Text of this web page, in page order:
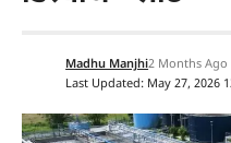
Last Updated: May 27, 2026
Madhu Manjhi2 Months Ago